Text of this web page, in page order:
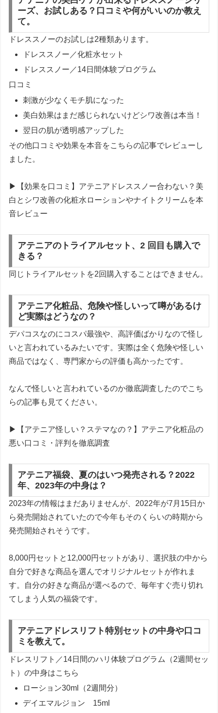
ーズ、お試しある？口コミや何がいいのか教え
て。
ドレススノーのお試しは2種類あります。
ドレススノー／化粧水セット
ドレススノー／14日間体験プログラム
口コミ
刺激が少なくモチ肌になった
美白効果はまだ感じられないけどシワ改善は本当！
翌日の肌が透明感アップした
その他口コミや効果を本音をこちらの記事でレビューし
ました。
▶【効果を口コミ】アテニアドレススノー合わない？美
白とシワ改善の化粧水ローションやナイトクリームを本
音レビュー
アテニアのトライアルセット、2 回目も購入で
きる？
同じトライアルセットを2回購入することはできません。
アテニア化粧品、危険や怪しいって噂があるけ
ど実際はどうなの？
デパコスなのにコスパ最強や、高評価ばかりなので怪し
いと言われているみたいです。実際は全く危険や怪しい
商品ではなく、専門家からの評価も高かったです。
なんで怪しいと言われているのか徹底調査したのでこち
らの記事も見てください。
▶【アテニア怪しい？ステマなの？】アテニア化粧品の
悪い口コミ・評判を徹底調査
アテニア福袋、夏のはいつ発売される？2022
年、2023年の中身は？
2023年の情報はまだありませんが、2022年が7月15日か
ら発売開始されていたので今年もそのくらいの時期から
発売開始されそうです。
8,000円セットと12,000円セットがあり、選択肢の中から
自分で好きな商品を選んでオリジナルセットが作れま
す。自分の好きな商品が選べるので、毎年すぐ売り切れ
てしまう人気の福袋です。
アテニアドレスリフト特別セットの中身や口コ
ミを教えて。
ドレスリフト／14日間のハリ体験プログラム（2週間セッ
ト）の中身はこちら
ローション30ml（2週間分）
デイエマルジョン 15ml